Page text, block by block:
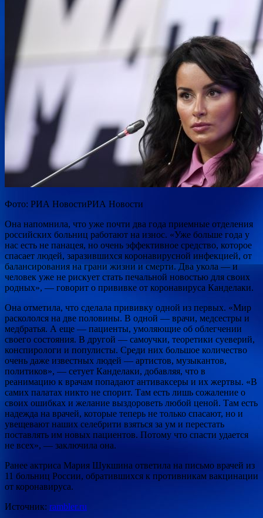
Фото: РИА НовостиРИА Новости
Она напомнила, что уже почти два года приемные отделения
российских больниц работают на износ. «Уже больше года у
нас есть не панацея, но очень эффективное средство, которое
спасает людей, заразившихся коронавирусной инфекцией, от
балансирования на грани жизни и смерти. Два укола — и
человек уже не рискует стать печальной новостью для своих
родных», — говорит о прививке от коронавируса Канделаки.
Она отметила, что сделала прививку одной из первых. «Мир
раскололся на две половины. В одной — врачи, медсестры и
медбратья. А еще — пациенты, умоляющие об облегчении
своего состояния. В другой — самоучки, теоретики суеверий,
конспирологи и популисты. Среди них большое количество
очень даже известных людей — артистов, музыкантов,
политиков», — сетует Канделаки, добавляя, что в
реанимацию к врачам попадают антиваксеры и их жертвы. «В
самих палатах никто не спорит. Там есть лишь сожаление о
своих ошибках и желание выздороветь любой ценой. Там есть
надежда на врачей, которые теперь не только спасают, но и
увещевают наших селебрити взяться за ум и перестать
поставлять им новых пациентов. Потому что спасти удается
не всех», — заключила она.
Ранее актриса Мария Шукшина ответила на письмо врачей из
11 больниц России, обратившихся к противникам вакцинации
от коронавируса.
Источник: rambler.ru